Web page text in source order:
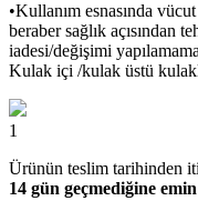
•Kullanım esnasında
beraber sağlık açısından
iadesi/değişimi
Kulak içi /kulak üstü
1
Ürünün teslim tarihinden
14 gün geçmediğine